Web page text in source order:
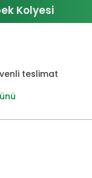
Kolyesi
teslimat